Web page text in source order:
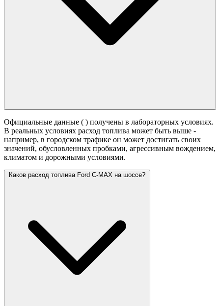
Официальные данные ( ) получены в лабораторных условиях.
В реальных условиях расход топлива может быть выше -
например, в городском трафике он может достигать своих
значений, обусловленных пробками, агрессивным вождением,
климатом и дорожными условиями.
Каков расход топлива Ford C-MAX на шоссе?